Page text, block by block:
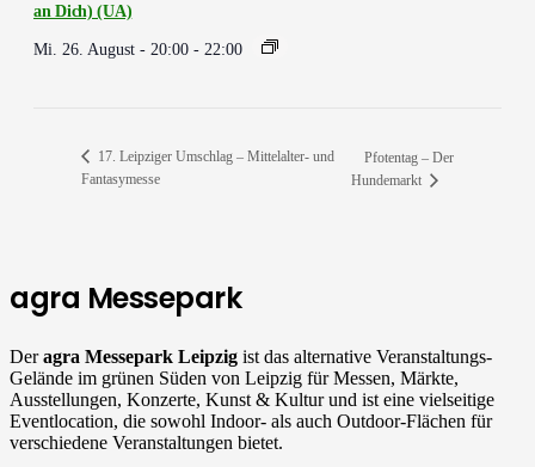
an Dich) (UA)
Mi. 26. August - 20:00 - 22:00
17. Leipziger Umschlag – Mittelalter- und
Fantasymesse
Pfotentag – Der
Hundemarkt
agra Messepark
Deragra Messepark Leipzig ist das alternative Veranstaltungs-
Gelände im grünen Süden von Leipzig für Messen, Märkte,
Ausstellungen, Konzerte, Kunst & Kultur und ist eine vielseitige
Eventlocation, die sowohl Indoor- als auch Outdoor-Flächen für
verschiedene Veranstaltungen bietet.